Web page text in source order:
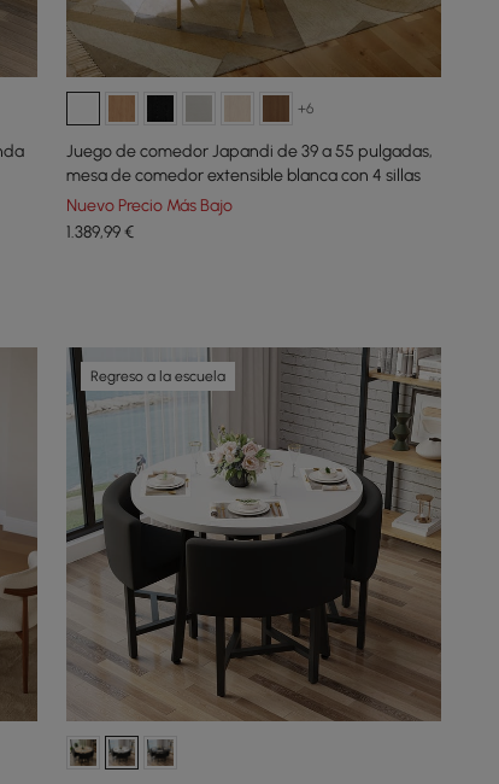
+6
Juego de comedor Japandi de 39 a 55 pulgadas,
mesa de comedor extensible blanca con 4 sillas
Nuevo Precio Más Bajo
1.389,99€
Regreso a la escuela